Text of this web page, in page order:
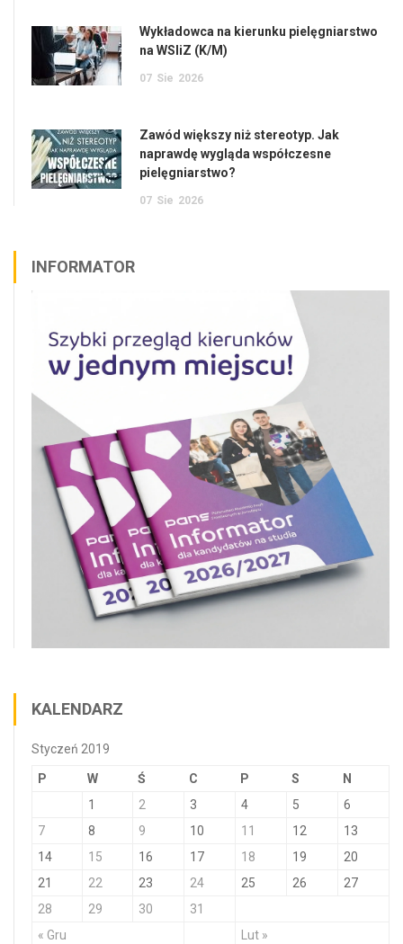
Wykładowca na kierunku pielęgniarstwo
na WSIiZ (K/M)
07 Sie 2026
Zawód większy niż stereotyp. Jak
naprawdę wygląda współczesne
pielęgniarstwo?
07 Sie 2026
INFORMATOR
KALENDARZ
Styczeń 2019
P W Ś C P S N
« Gru Lut »
1 2 3 4 5
6
7
8 9 10 11 12
13
14
15 16 17 18 19
20
21
22 23 24 25 26
27
28
29 30 31